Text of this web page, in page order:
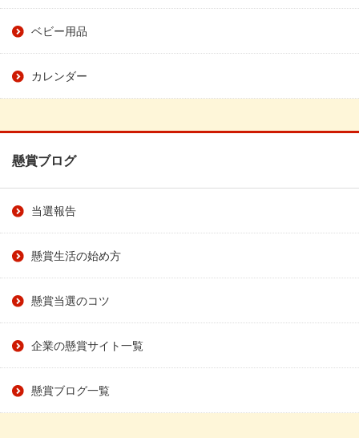
ベビー用品
カレンダー
懸賞ブログ
当選報告
懸賞生活の始め方
懸賞当選のコツ
企業の懸賞サイト一覧
懸賞ブログ一覧